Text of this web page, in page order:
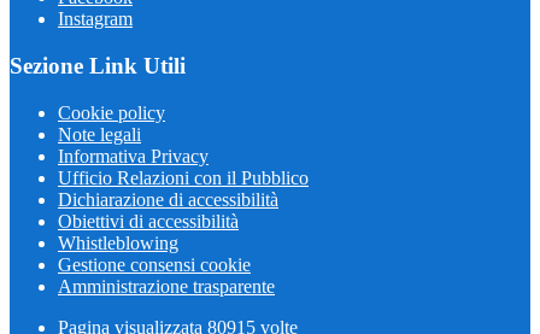
Instagram
Sezione Link Utili
Cookie policy
Note legali
Informativa Privacy
Ufficio Relazioni con il Pubblico
Dichiarazione di accessibilità
Obiettivi di accessibilità
Whistleblowing
Gestione consensi cookie
Amministrazione trasparente
Pagina visualizzata 80915 volte